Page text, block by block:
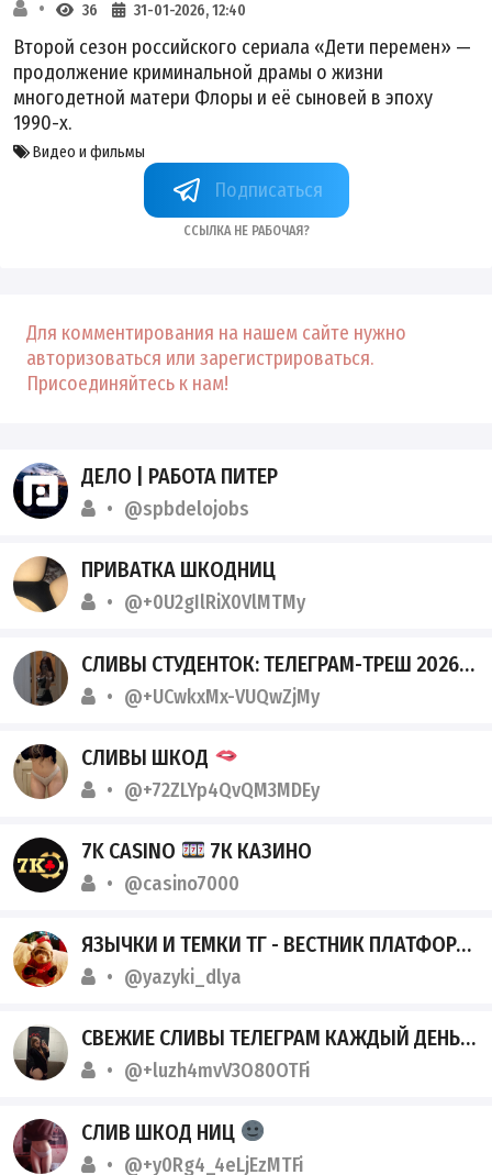
36 31-01-2026, 12:40
Второй сезон российского сериала «Дети перемен» —
продолжение криминальной драмы о жизни
многодетной матери Флоры и её сыновей в эпоху
1990-х.
Видео и фильмы
Ссылка не рабочая?
Для комментирования на нашем сайте нужно
авторизоваться или зарегистрироваться.
Присоединяйтесь к нам!
ДЕЛО | РАБОТА ПИТЕР
@spbdelojobs
ПРИВАТКА ШКОДНИЦ
@+0U2gIlRiX0VlMTMy
СЛИВЫ СТУДЕНТОК: ТЕЛЕГРАМ-ТРЕШ 2026
@+UCwkxMx-VUQwZjMy
СЛИВЫ ШКОД
@+72ZLYp4QvQM3MDEy
7K CASINO 7К КАЗИНО
@casino7000
ЯЗЫЧКИ И ТЕМКИ ТГ - ВЕСТНИК ПЛАТФОРМЫ • ТГ
@yazyki_dlya
СВЕЖИЕ СЛИВЫ ТЕЛЕГРАМ КАЖДЫЙ ДЕНЬ
@+luzh4mvV3O80OTFi
СЛИВ ШКОД НИЦ
@+y0Rg4_4eLjEzMTFi